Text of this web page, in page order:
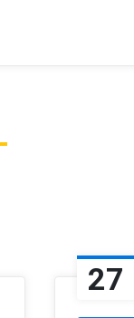
27